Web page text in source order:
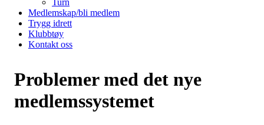
Turn
Medlemskap/bli medlem
Trygg idrett
Klubbtøy
Kontakt oss
Problemer med det nye
medlemssystemet